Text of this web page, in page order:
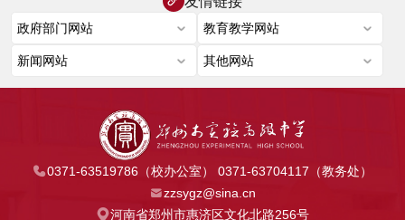
0371-63519786（校办公室） 0371-63704117（教务处）
zzsygz@sina.cn
河南省郑州市惠济区文化北路256号